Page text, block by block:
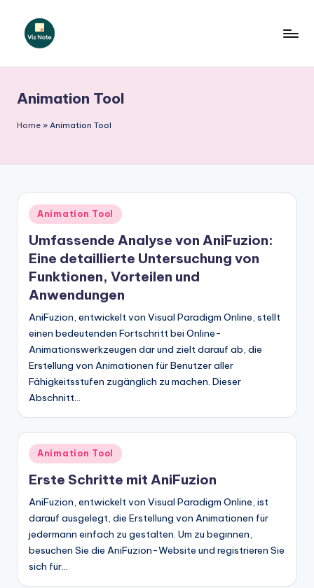
N
o
G
e
r
m
a
n
-
A
In
si
g
h
t
s
&
S
Animation Tool
Home » Animation Tool
Posted
in
Animation Tool
Umfassende Analyse von AniFuzion:
Eine detaillierte Untersuchung von
Funktionen, Vorteilen und
Anwendungen
AniFuzion, entwickelt von Visual Paradigm Online, stellt
einen bedeutenden Fortschritt bei Online-
Animationswerkzeugen dar und zielt darauf ab, die
Erstellung von Animationen für Benutzer aller
Fähigkeitsstufen zugänglich zu machen. Dieser
Abschnitt…
Posted
in
Animation Tool
Erste Schritte mit AniFuzion
AniFuzion, entwickelt von Visual Paradigm Online, ist
darauf ausgelegt, die Erstellung von Animationen für
jedermann einfach zu gestalten. Um zu beginnen,
besuchen Sie die AniFuzion-Website und registrieren Sie
sich für…